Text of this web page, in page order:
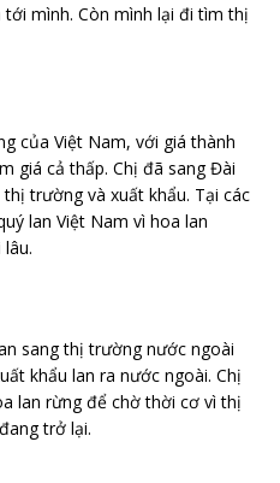
mình. Còn mình lại đi tìm thị
của Việt Nam, với giá thành
giá cả thấp. Chị đã sang Đài
trường và xuất khẩu. Tại các
lan Việt Nam vì hoa lan
sang thị trường nước ngoài
khẩu lan ra nước ngoài. Chị
lan rừng để chờ thời cơ vì thị
trở lại.